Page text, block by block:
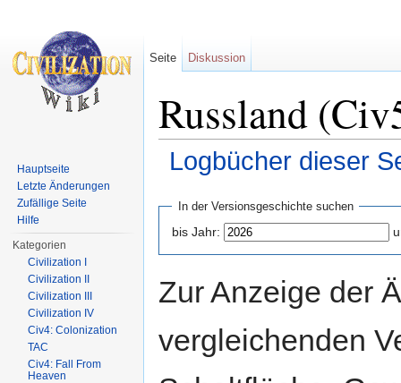
Russland
Logbücher dieser
In der Versionsgeschichte suchen
bis Jahr:
Zur Anzeige der
vergleichenden
Seite Diskussion
Hauptseite
Letzte Änderungen
Zufällige Seite
Hilfe
Kategorien
Civilization I
Civilization II
Civilization III
Civilization IV
Civ4: Colonization
TAC
Civ4: Fall From
Heaven